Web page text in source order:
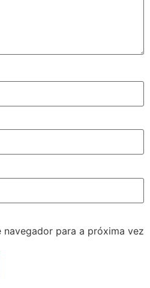
navegador para a próxima vez